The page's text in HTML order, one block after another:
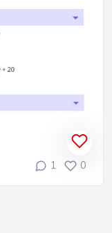
1 0